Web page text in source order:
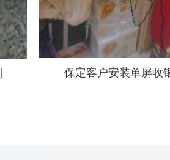
保定客户安装单屏收